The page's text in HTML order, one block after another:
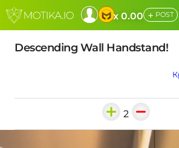
x 0.00 + POST
Descending Wall Handstand!
2